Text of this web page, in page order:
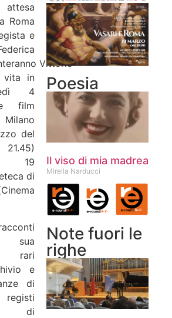
Roma
e
Vittorio
vita in
4
film
del
19
di
sua
rari
e
di
di
Poesia
Il viso di mia madrea
Mirella Narducci
Note fuori le
righe